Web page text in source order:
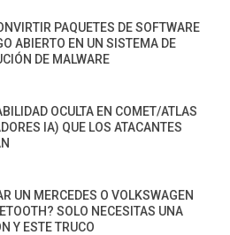
PAQUETES DE SOFTWARE
ABIERTO EN UN SISTEMA DE
DE MALWARE
OCULTA EN COMET/ATLAS
IA) QUE LOS ATACANTES
UN MERCEDES O VOLKSWAGEN
SOLO NECESITAS UNA
Y ESTE TRUCO